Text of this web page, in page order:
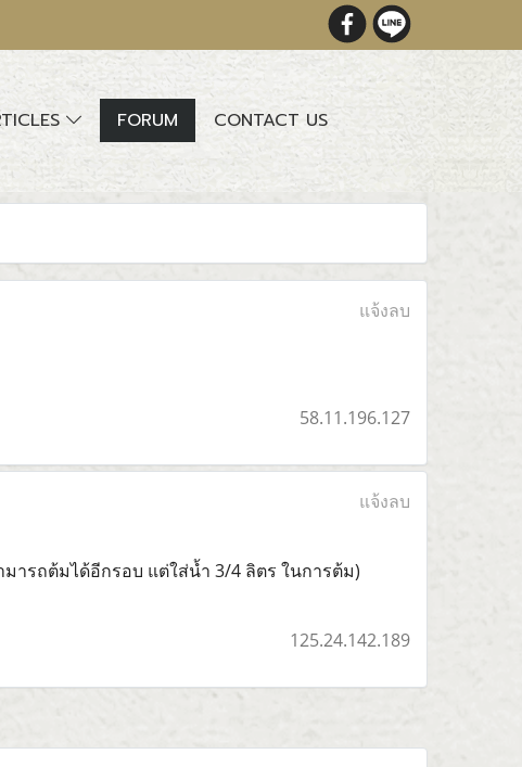
FORUM CONTACT US
แจ้งลบ
58.11.196.127
แจ้งลบ
ารถต้มได้อีกรอบ แต่ใส่น้ำ 3/4 ลิตร ในการต้ม)
125.24.142.189